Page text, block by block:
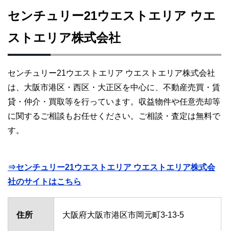
センチュリー21ウエストエリア ウエ
ストエリア株式会社
センチュリー21ウエストエリア ウエストエリア株式会社
は、大阪市港区・西区・大正区を中心に、不動産売買・賃
貸・仲介・買取等を行っています。収益物件や任意売却等
に関するご相談もお任せください。ご相談・査定は無料で
す。
⇒センチュリー21ウエストエリア ウエストエリア株式会
社のサイトはこちら
住所 大阪府大阪市港区市岡元町3-13-5